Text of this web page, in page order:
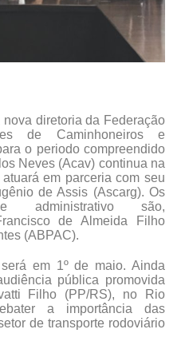
diretoria da Federação
de Caminhoneiros e
o periodo compreendido
Neves (Acav) continua na
em parceria com seu
de Assis (Ascarg). Os
administrativo são,
de Almeida Filho
(ABPAC).
em 1º de maio. Ainda
pública promovida
Filho (PP/RS), no Rio
a importância das
de transporte rodoviário